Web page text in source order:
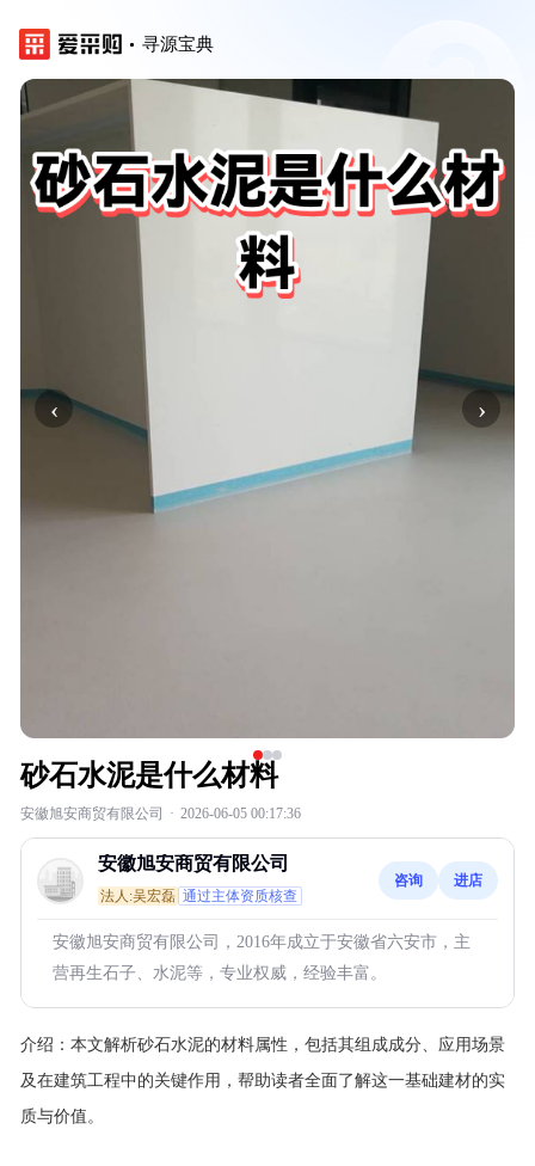
寻源宝典
‹ ›
砂石水泥是什么材料
安徽旭安商贸有限公司 · 2026-06-05 00:17:36
安徽旭安商贸有限公司
法人:吴宏磊 通过主体资质核查
咨询 进店
安徽旭安商贸有限公司，2016年成立于安徽省六安市，主
营再生石子、水泥等，专业权威，经验丰富。
介绍： 本文解析砂石水泥的材料属性，包括其组成成分、应用场景
及在建筑工程中的关键作用，帮助读者全面了解这一基础建材的实
质与价值。